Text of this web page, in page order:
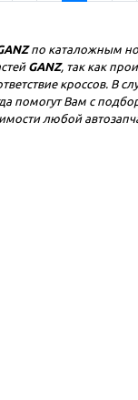
по каталожным
GANZ, так как
кроссов. В
помогут Вам с
любой